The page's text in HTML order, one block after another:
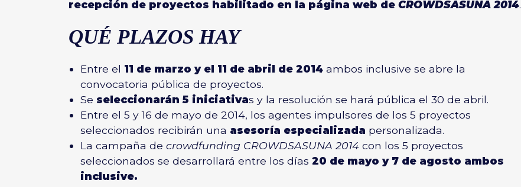
recepción de proyectos habilitado en la página web de CROWDSASUNA 2014.
QUÉ PLAZOS HAY
Entre el 11 de marzo y el 11 de abril de 2014 ambos inclusive se abre la
convocatoria pública de proyectos.
Se seleccionarán 5 iniciativas y la resolución se hará pública el 30 de abril.
Entre el 5 y 16 de mayo de 2014, los agentes impulsores de los 5 proyectos
seleccionados recibirán una asesoría especializada personalizada.
La campaña de crowdfunding CROWDSASUNA 2014 con los 5 proyectos
seleccionados se desarrollará entre los días 20 de mayo y 7 de agosto ambos
inclusive.